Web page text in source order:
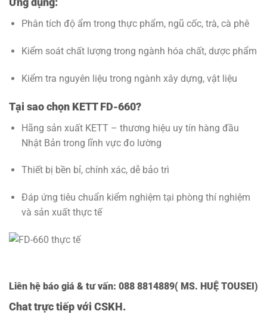
Phân tích độ ẩm trong thực phẩm, ngũ cốc, trà, cà phê
Kiểm soát chất lượng trong ngành hóa chất, dược phẩm
Kiểm tra nguyên liệu trong ngành xây dựng, vật liệu
Tại sao chọn KETT FD-660?
Hãng sản xuất KETT – thương hiệu uy tín hàng đầu
Nhật Bản trong lĩnh vực đo lường
Thiết bị bền bỉ, chính xác, dễ bảo trì
Đáp ứng tiêu chuẩn kiểm nghiệm tại phòng thí nghiệm
và sản xuất thực tế
Liên hệ báo giá & tư vấn: 088 8814889( MS. HUỆ TOUSEI)
Chat trực tiếp với CSKH.